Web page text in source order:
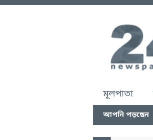
মূলপাতা
আপনি পড়ছেন